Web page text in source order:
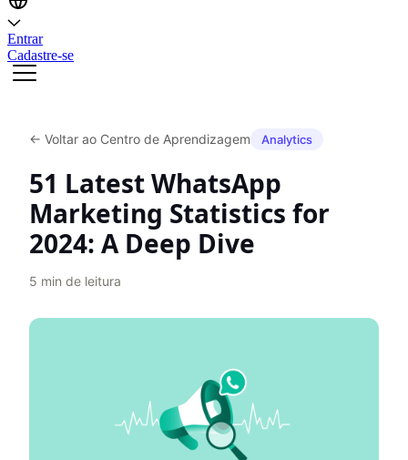
Entrar
Cadastre-se
← Voltar ao Centro de Aprendizagem Analytics
51 Latest WhatsApp
Marketing Statistics for
2024: A Deep Dive
5 min de leitura